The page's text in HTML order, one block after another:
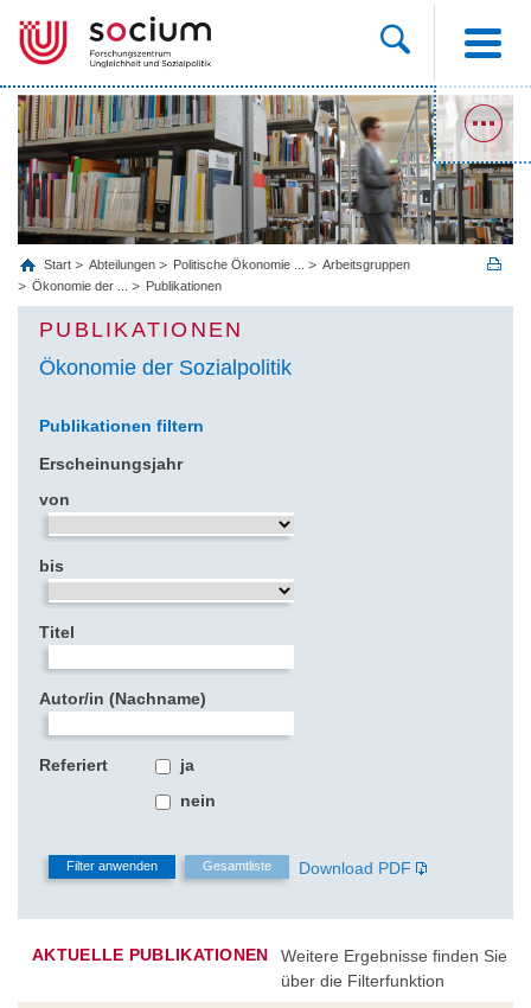
Start Abteilungen Politische Ökonomie ...
Arbeitsgruppen
Ökonomie der ...
Publikationen
PUBLIKATIONEN
Ökonomie der Sozialpolitik
Publikationen filtern
Erscheinungsjahr
von
bis
Titel
Autor/in (Nachname)
Referiert
ja
nein
Download PDF
AKTUELLE PUBLIKATIONEN
Weitere Ergebnisse finden Sie
über die Filterfunktion